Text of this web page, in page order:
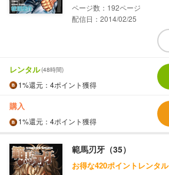
192
配信日：2014/02/25
レンタル(48時間)
1%還元 ：4ポイント獲得
購入
1%還元 ：4ポイント獲得
範馬刃牙（35）
お得な420ポイントレンタル